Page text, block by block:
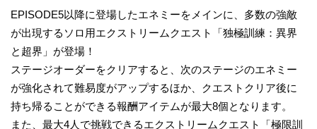
EPISODE5以降に登場したエネミーをメインに、多数の強敵
が出現するソロ用エクストリームクエスト「独極訓練：異界
と超界」が登場！
ステージオーダーをクリアすると、次のステージのエネミー
が強化されて難易度がアップするほか、クエストクリア後に
持ち帰ることができる報酬アイテムが最大8個となります。
また、最大4人で挑戦できるエクストリームクエスト「極限訓